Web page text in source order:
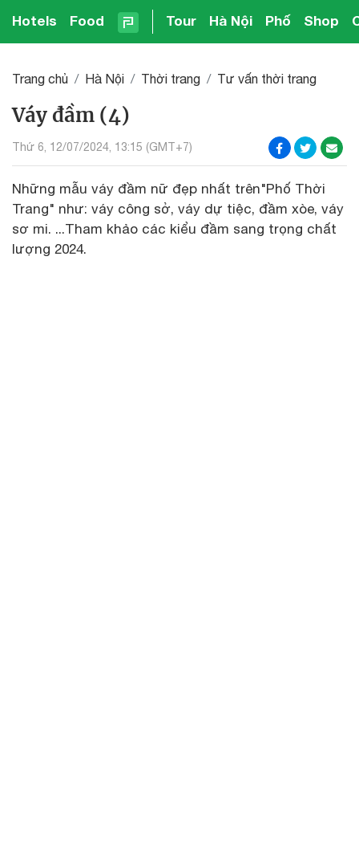
Hotels Food Tour Hà Nội Phố Shop
Trang chủ Hà Nội Thời trang Tư vấn thời trang
Váy đầm (4)
Thứ 6, 12/07/2024, 13:15 (GMT+7)
Những mẫu váy đầm nữ đẹp nhất trên"Phố Thời
Trang" như: váy công sở, váy dự tiệc, đầm xòe, váy
sơ mi. ...Tham khảo các kiểu đầm sang trọng chất
lượng 2024.